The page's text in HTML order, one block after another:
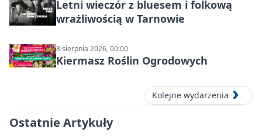
Letni wieczór z bluesem i folkową
wrażliwością w Tarnowie
8 sierpnia 2026, 00:00
Kiermasz Roślin Ogrodowych
Kolejne wydarzenia
Ostatnie Artykuły